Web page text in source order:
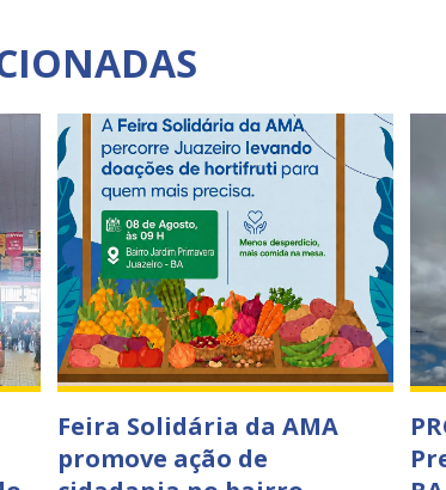
Feira Solidária da AMA
promove ação de